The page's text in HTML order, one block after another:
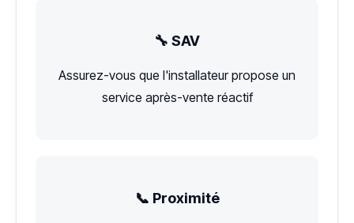
🔧 SAV
Assurez-vous que l'installateur propose un
service après-vente réactif
📞 Proximité